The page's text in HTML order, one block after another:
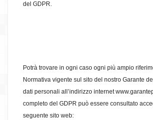
del GDPR.
Potrà trovare in ogni caso ogni più ampio
Normativa vigente sul sito del nostro Garante
dati personali all’indirizzo internet
completo del GDPR può essere consultato
seguente sito web: